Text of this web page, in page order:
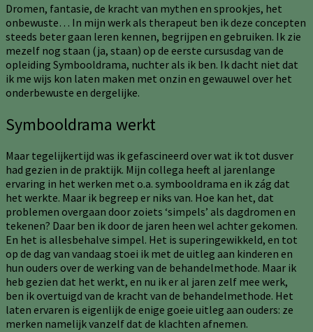
Dromen, fantasie, de kracht van mythen en sprookjes, het
onbewuste… In mijn werk als therapeut ben ik deze concepten
steeds beter gaan leren kennen, begrijpen en gebruiken. Ik zie
mezelf nog staan (ja, staan) op de eerste cursusdag van de
opleiding Symbooldrama, nuchter als ik ben. Ik dacht niet dat
ik me wijs kon laten maken met onzin en gewauwel over het
onderbewuste en dergelijke.
Symbooldrama werkt
Maar tegelijkertijd was ik gefascineerd over wat ik tot dusver
had gezien in de praktijk. Mijn collega heeft al jarenlange
ervaring in het werken met o.a. symbooldrama en ik zág dat
het werkte. Maar ik begreep er niks van. Hoe kan het, dat
problemen overgaan door zoiets ‘simpels’ als dagdromen en
tekenen? Daar ben ik door de jaren heen wel achter gekomen.
En het is allesbehalve simpel. Het is superingewikkeld, en tot
op de dag van vandaag stoei ik met de uitleg aan kinderen en
hun ouders over de werking van de behandelmethode. Maar ik
heb gezien dat het werkt, en nu ik er al jaren zelf mee werk,
ben ik overtuigd van de kracht van de behandelmethode. Het
laten ervaren is eigenlijk de enige goeie uitleg aan ouders: ze
merken namelijk vanzelf dat de klachten afnemen.